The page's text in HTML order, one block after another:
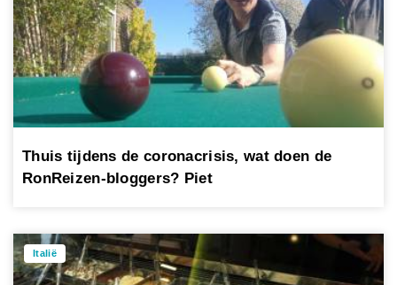
Thuis tijdens de coronacrisis, wat doen de
RonReizen-bloggers? Piet
Italië